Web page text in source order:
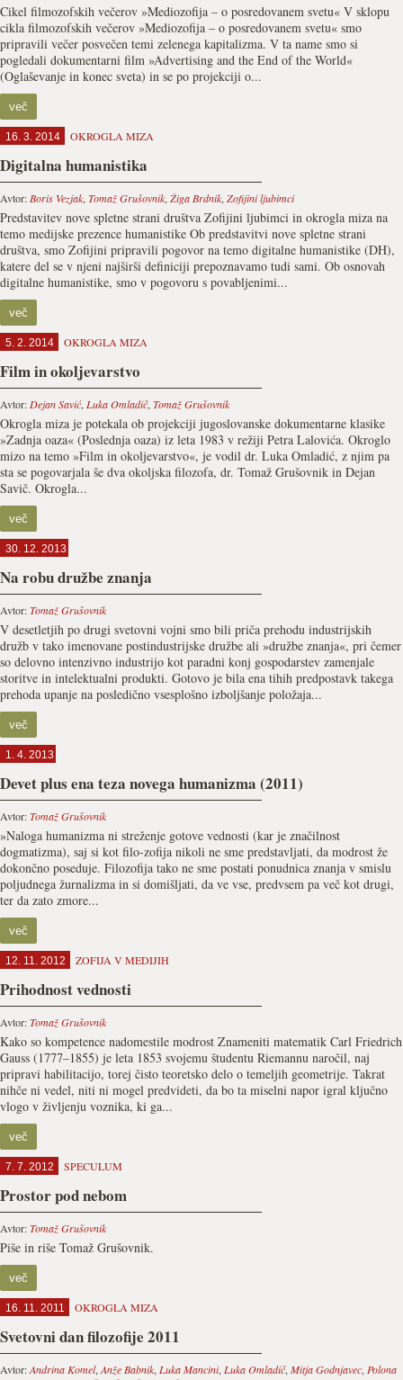
Cikel filmozofskih večerov »Mediozofija – o posredovanem svetu« V sklopu
cikla filmozofskih večerov »Mediozofija – o posredovanem svetu« smo
pripravili večer posvečen temi zelenega kapitalizma. V ta name smo si
pogledali dokumentarni film »Advertising and the End of the World«
(Oglaševanje in konec sveta) in se po projekciji o...
več
16. 3. 2014 OKROGLA MIZA
Digitalna humanistika
Avtor: Boris Vezjak, Tomaž Grušovnik, Žiga Brdnik, Zofijini ljubimci
Predstavitev nove spletne strani društva Zofijini ljubimci in okrogla miza na
temo medijske prezence humanistike Ob predstavitvi nove spletne strani
društva, smo Zofijini pripravili pogovor na temo digitalne humanistike (DH),
katere del se v njeni najširši definiciji prepoznavamo tudi sami. Ob osnovah
digitalne humanistike, smo v pogovoru s povabljenimi...
več
5. 2. 2014 OKROGLA MIZA
Film in okoljevarstvo
Avtor: Dejan Savić, Luka Omladič, Tomaž Grušovnik
Okrogla miza je potekala ob projekciji jugoslovanske dokumentarne klasike
»Zadnja oaza« (Poslednja oaza) iz leta 1983 v režiji Petra Lalovića. Okroglo
mizo na temo »Film in okoljevarstvo«, je vodil dr. Luka Omladić, z njim pa
sta se pogovarjala še dva okoljska filozofa, dr. Tomaž Grušovnik in Dejan
Savič. Okrogla...
več
30. 12. 2013
Na robu družbe znanja
Avtor:Tomaž Grušovnik
V desetletjih po drugi svetovni vojni smo bili priča prehodu industrijskih
družb v tako imenovane postindustrijske družbe ali »družbe znanja«, pri čemer
so delovno intenzivno industrijo kot paradni konj gospodarstev zamenjale
storitve in intelektualni produkti. Gotovo je bila ena tihih predpostavk takega
prehoda upanje na posledično vsesplošno izboljšanje položaja...
več
1. 4. 2013
Devet plus ena teza novega humanizma (2011)
Avtor:Tomaž Grušovnik
»Naloga humanizma ni streženje gotove vednosti (kar je značilnost
dogmatizma), saj si kot filo-zofija nikoli ne sme predstavljati, da modrost že
dokončno poseduje. Filozofija tako ne sme postati ponudnica znanja v smislu
poljudnega žurnalizma in si domišljati, da ve vse, predvsem pa več kot drugi,
ter da zato zmore...
več
12. 11. 2012 ZOFIJA V MEDIJIH
Prihodnost vednosti
Avtor:Tomaž Grušovnik
Kako so kompetence nadomestile modrost Znameniti matematik Carl Friedrich
Gauss (1777–1855) je leta 1853 svojemu študentu Riemannu naročil, naj
pripravi habilitacijo, torej čisto teoretsko delo o temeljih geometrije. Takrat
nihče ni vedel, niti ni mogel predvideti, da bo ta miselni napor igral ključno
vlogo v življenju voznika, ki ga...
več
7. 7. 2012 SPECULUM
Prostor pod nebom
Avtor:Tomaž Grušovnik
Piše in riše Tomaž Grušovnik.
več
16. 11. 2011 OKROGLA MIZA
Svetovni dan filozofije 2011
Avtor:Andrina Komel, Anže Babnik, Luka Mancini, Luka Omladič, Mitja Godnjavec, Polona